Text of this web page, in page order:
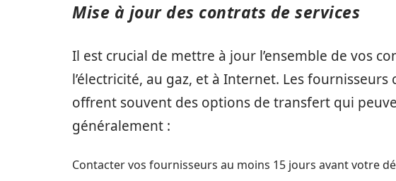
Mise à jour des contrats de services
Il est crucial de mettre à jour l’ensemble de vos
l’électricité, au gaz, et à Internet. Les fournisseurs
offrent souvent des options de transfert qui
généralement :
Contacter vos fournisseurs au moins 15 jours avant votre